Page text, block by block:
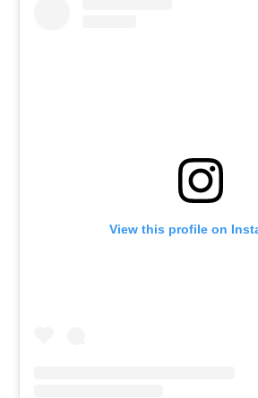
View this profile on